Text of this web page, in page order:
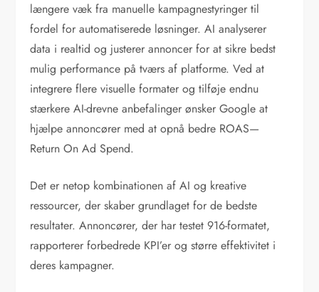
længere væk fra manuelle kampagnestyringer til
fordel for automatiserede løsninger. AI analyserer
data i realtid og justerer annoncer for at sikre bedst
mulig performance på tværs af platforme. Ved at
integrere flere visuelle formater og tilføje endnu
stærkere AI-drevne anbefalinger ønsker Google at
hjælpe annoncører med at opnå bedre ROAS—
Return On Ad Spend.
Det er netop kombinationen af AI og kreative
ressourcer, der skaber grundlaget for de bedste
resultater. Annoncører, der har testet 916-formatet,
rapporterer forbedrede KPI’er og større effektivitet i
deres kampagner.